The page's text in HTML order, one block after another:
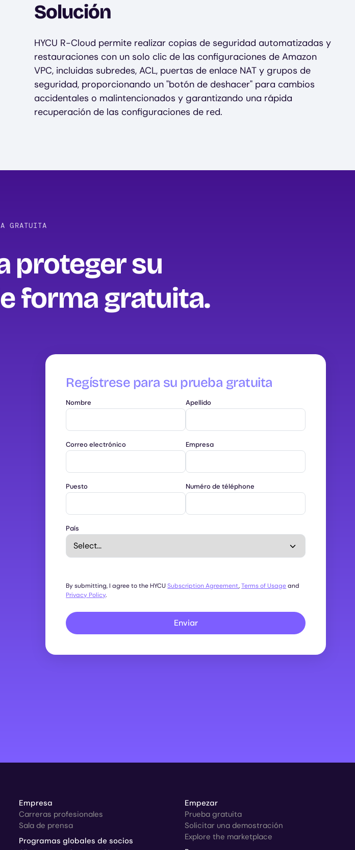
Solución
HYCU R-Cloud permite realizar copias de seguridad automatizadas y
restauraciones con un solo clic de las configuraciones de Amazon
VPC, incluidas subredes, ACL, puertas de enlace NAT y grupos de
seguridad, proporcionando un "botón de deshacer" para cambios
accidentales o malintencionados y garantizando una rápida
recuperación de las configuraciones de red.
GRATUITA
proteger su
forma gratuita‍.
Regístrese para su prueba gratuita
Nombre Apellido
Correo electrónico Empresa
Puesto Numéro de téléphone
País
By submitting, I agree to the HYCUSubscription Agreement,Terms of Usageand
Privacy Policy.
Enviar
Empresa
Carreras profesionales
Sala de prensa
Programas globales de socios
Empezar
Prueba gratuita
Solicitar una demostración
Explore the marketplace